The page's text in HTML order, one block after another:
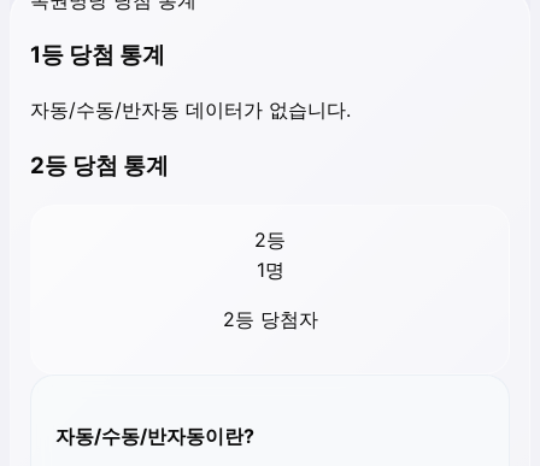
1등 당첨 통계
자동/수동/반자동 데이터가 없습니다.
2등 당첨 통계
2등
1명
2등 당첨자
자동/수동/반자동이란?